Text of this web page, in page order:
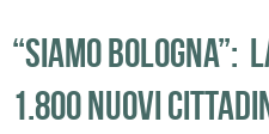
“SIAMO BOLOGNA”:
1.800 NUOVI